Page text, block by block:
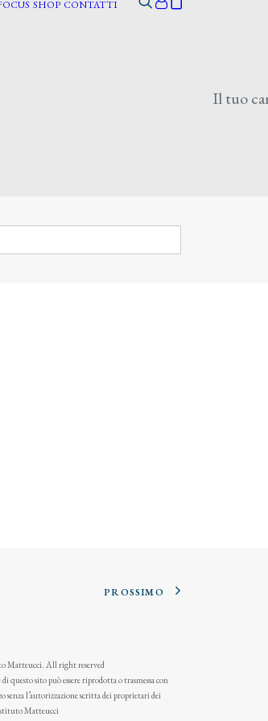
SHOP CONTATTI
Il tuo
PROSSIMO
Matteucci. All right reserved
di questo sito può essere riprodotta o trasmessa con
senza l’autorizzazione scritta dei proprietari dei
Matteucci